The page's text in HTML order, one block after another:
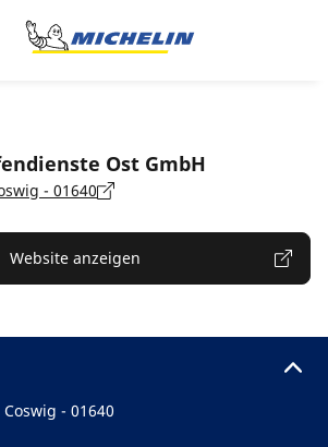
Ost GmbH
- 01640
Website anzeigen
- 01640